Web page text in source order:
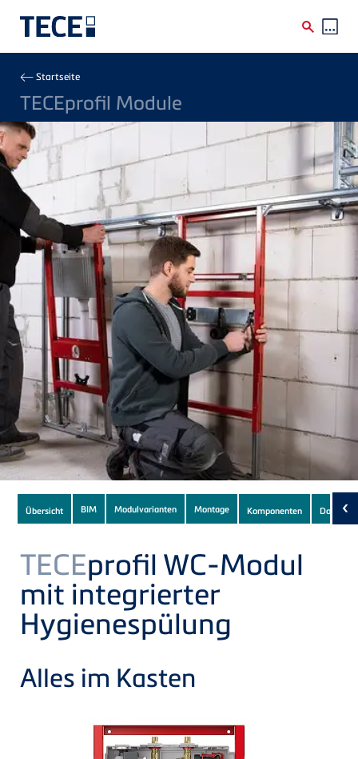
Breadcrumb
Startseite
TECEprofil Module
Subnavigation
of
current
Product
Übersicht BIM Modulvarianten Montage Komponenten ‹
TECEprofil WC-Modul
mit integrierter
Hygienespülung
Alles im Kasten